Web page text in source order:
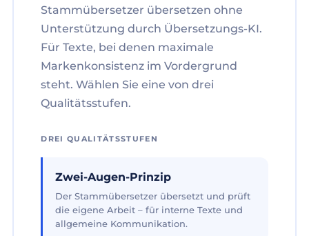
Stammübersetzer übersetzen ohne
Unterstützung durch Übersetzungs-KI.
Für Texte, bei denen maximale
Markenkonsistenz im Vordergrund
steht. Wählen Sie eine von drei
Qualitätsstufen.
DREI QUALITÄTSSTUFEN
Zwei-Augen-Prinzip
Der Stammübersetzer übersetzt und prüft
die eigene Arbeit – für interne Texte und
allgemeine Kommunikation.